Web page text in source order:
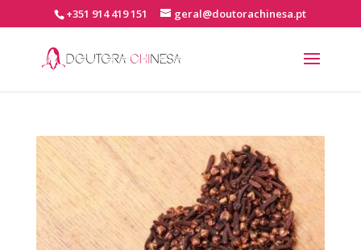
+351 914 419 151 geral@doutorachinesa.pt